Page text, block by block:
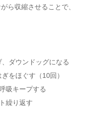
ら収縮させることで、
ダウンドッグになる
をほぐす（10回）
吸キープする
繰り返す